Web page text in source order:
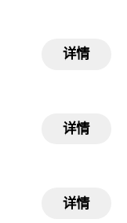
详情
详情
详情